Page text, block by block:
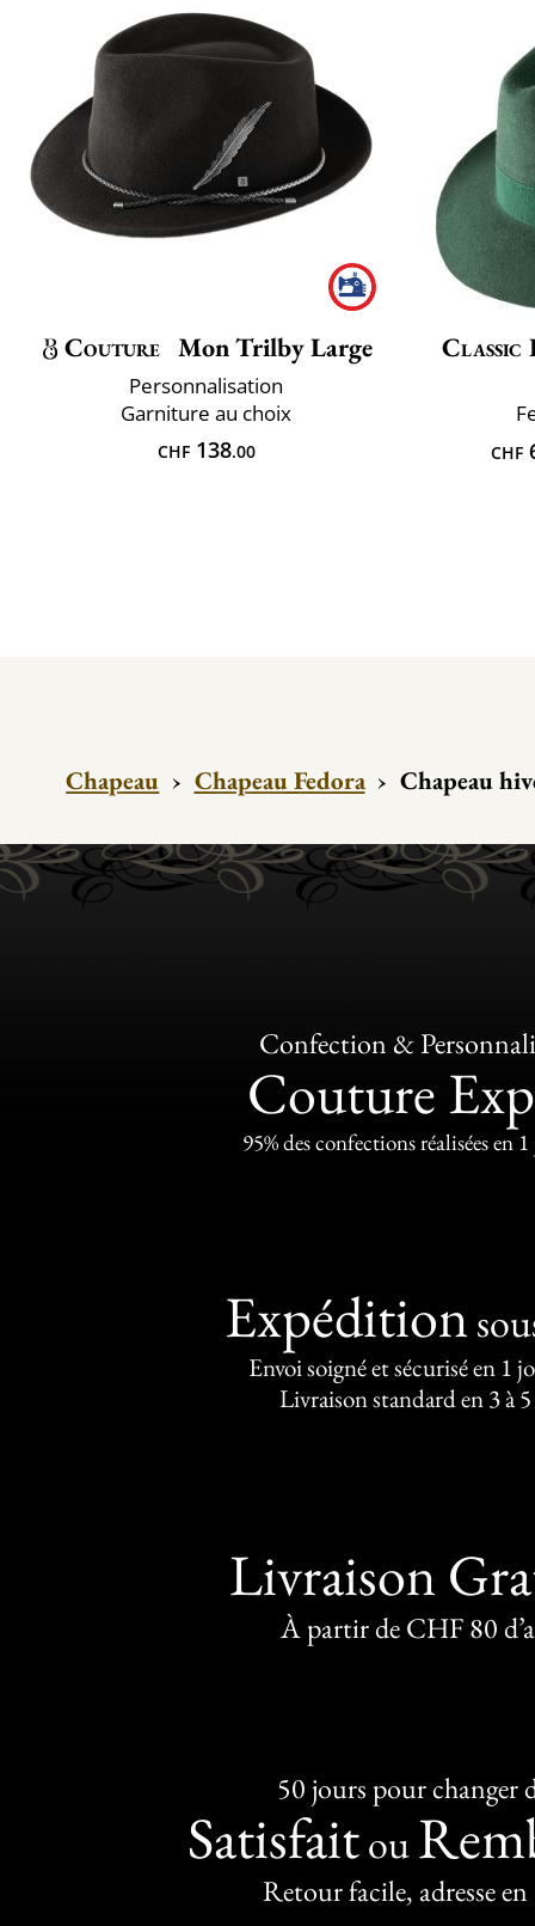
Couture Mon Trilby Large
Personnalisation
Garniture au choix
CHF138.00 CHF
Chapeau › Chapeau Fedora › Chapeau
Confection &
Couture
95% des confections réalisées en
Expédition
Envoi soigné et sécurisé en 1
Livraison standard en 3 à
Livraison
À partir de CHF 80
50 jours pour changer
Satisfaitou
Retour facile, adresse en